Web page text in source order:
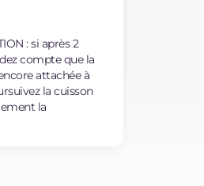
mg 831
: si après 2
compte que la
attachée à
la cuisson
la